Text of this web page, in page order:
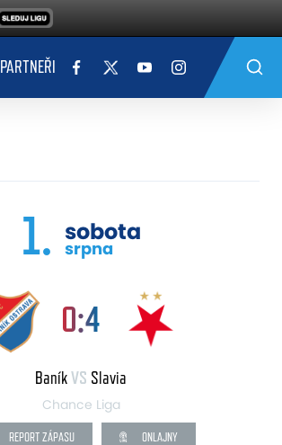
PARTNEŘI
1. sobota
srpna
0:4
BaníkVS Slavia
Chance Liga
REPORT ZÁPASU ONLAJNY